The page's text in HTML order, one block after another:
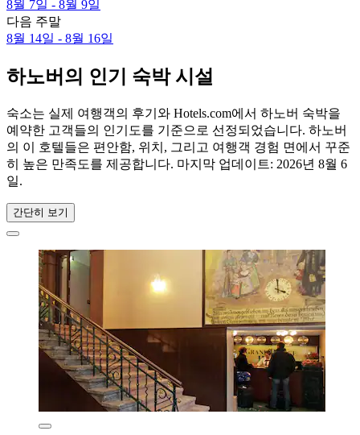
8월 7일 - 8월 9일
다음 주말
8월 14일 - 8월 16일
하노버의 인기 숙박 시설
숙소는 실제 여행객의 후기와 Hotels.com에서 하노버 숙박을
예약한 고객들의 인기도를 기준으로 선정되었습니다. 하노버
의 이 호텔들은 편안함, 위치, 그리고 여행객 경험 면에서 꾸준
히 높은 만족도를 제공합니다. 마지막 업데이트: 2026년 8월 6
일.
간단히 보기